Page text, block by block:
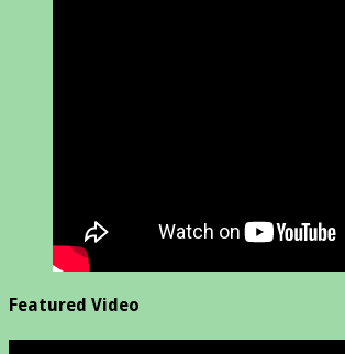
Featured Video